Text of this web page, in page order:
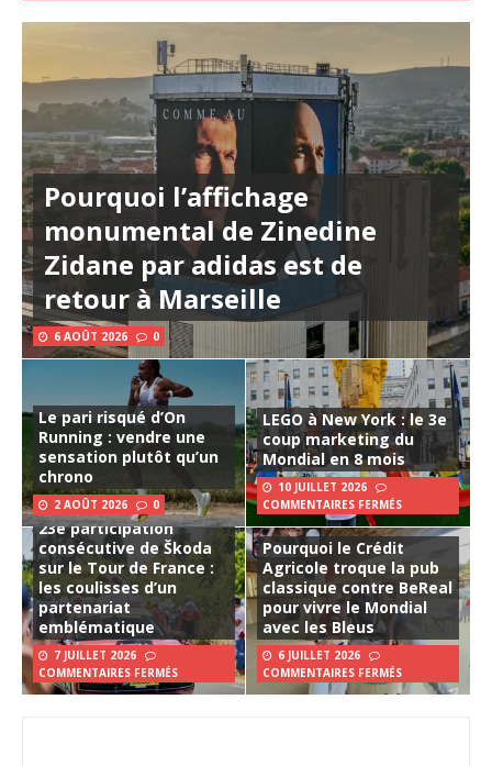
Pourquoi l’affichage
monumental de Zinedine
Zidane par adidas est de
retour à Marseille
6 AOÛT 2026 0
Le pari risqué d’On
Running : vendre une
sensation plutôt qu’un
chrono
2 AOÛT 2026 0
LEGO à New York : le 3e
coup marketing du
Mondial en 8 mois
10 JUILLET 2026
COMMENTAIRES FERMÉS
23e participation
consécutive de Škoda
sur le Tour de France :
les coulisses d’un
partenariat
emblématique
7 JUILLET 2026
COMMENTAIRES FERMÉS
Pourquoi le Crédit
Agricole troque la pub
classique contre BeReal
pour vivre le Mondial
avec les Bleus
6 JUILLET 2026
COMMENTAIRES FERMÉS